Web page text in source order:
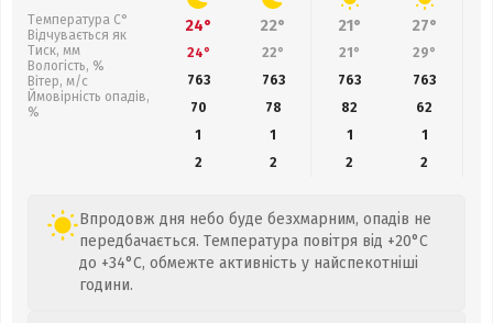
Температура С°
Відчувається як
Тиск, мм
Вологість, %
Вітер, м/с
Ймовірність опадів,
%
24° 22° 21° 27°
24° 22° 21° 29°
763
763 763 763
70
78 82 62
1
1 1
1
2
2 2 2
Впродовж дня небо буде безхмарним, опадів не
передбачається. Температура повітря від +20°C
до +34°C, обмежте активність у найспекотніші
години.